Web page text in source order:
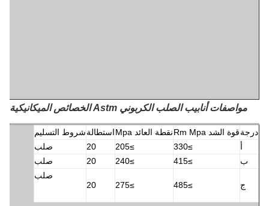
مواصفات أنابيب الصلب الكربوني Astm الخصائص الميكانيكية
قوة الشد Rm Mpa نقطة العائد Mpa استطالةشروط التسليم